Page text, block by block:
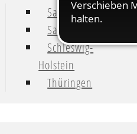
Sachsen
Sachsen-Anhalt
Schleswig-
Holstein
Thüringen